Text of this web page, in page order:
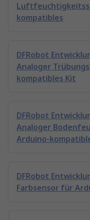
kompatibles
DFRobot
Analoger
kompatibles Kit
DFRobot
Analoger
Arduino-
DFRobot
Farbsensor für